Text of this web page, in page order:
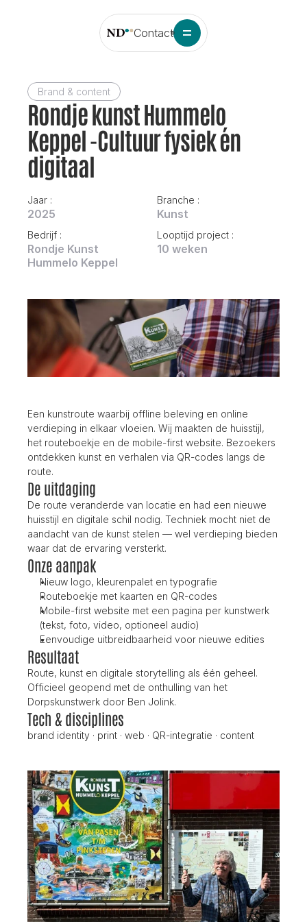
Contact
Brand & content
Rondje kunst Hummelo
Keppel -Cultuur fysiek én
digitaal
Jaar :
2025
Branche :
Kunst
Bedrijf :
Rondje Kunst
Hummelo Keppel
Looptijd project :
10 weken
Een kunstroute waarbij offline beleving en online
verdieping in elkaar vloeien. Wij maakten de huisstijl,
het routeboekje en de mobile-first website. Bezoekers
ontdekken kunst en verhalen via QR-codes langs de
route.
De uitdaging
De route veranderde van locatie en had een nieuwe
huisstijl en digitale schil nodig. Techniek mocht niet de
aandacht van de kunst stelen — wel verdieping bieden
waar dat de ervaring versterkt.
Onze aanpak
Nieuw logo, kleurenpalet en typografie
Routeboekje met kaarten en QR-codes
Mobile-first website met een pagina per kunstwerk
(tekst, foto, video, optioneel audio)
Eenvoudige uitbreidbaarheid voor nieuwe edities
Resultaat
Route, kunst en digitale storytelling als één geheel.
Officieel geopend met de onthulling van het
Dorpskunstwerk door Ben Jolink.
Tech & disciplines
brand identity · print · web · QR-integratie · content